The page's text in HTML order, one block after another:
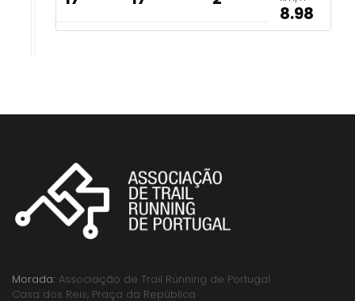
8.98
Morada: Associação de Trail Running de Portugal
Casa dos Reis, Praça da República